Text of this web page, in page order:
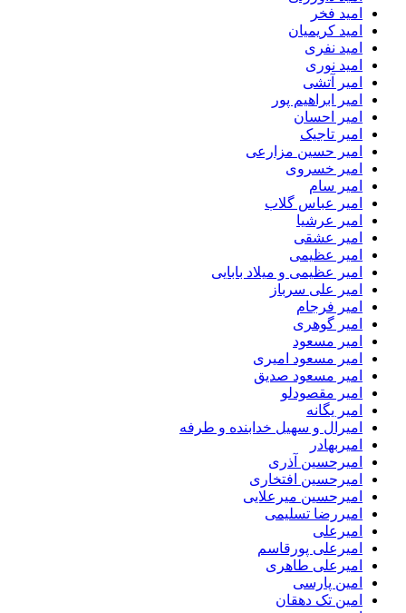
امید فخر
امید کریمیان
امید نفری
امید نوری
امیر آتشی
امیر ابراهیم پور
امیر احسان
امیر تاجیک
امیر حسین مزارعی
امیر خسروی
امیر سام
امیر عباس گلاب
امیر عرشیا
امیر عشقی
امیر عظیمی
امیر عظیمی و میلاد بابایی
امیر علی سرباز
امیر فرجام
امیر گوهری
امیر مسعود
امیر مسعود امیری
امیر مسعود صدیق
امیر مقصودلو
امیر یگانه
امیرال و سهیل خدابنده و طرفه
امیربهادر
امیرحسین آذری
امیرحسین افتخاری
امیرحسین میرعلایی
امیررضا تسلیمی
امیرعلی
امیرعلی پورقاسم
امیرعلی طاهری
امین پارسی
امین تک دهقان